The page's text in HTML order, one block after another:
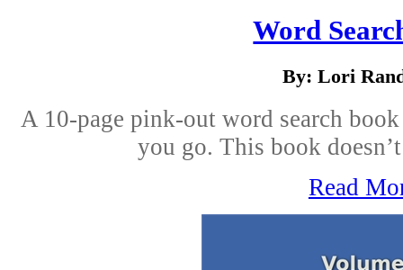
Word
By: Lori
A 10-page pink-out word search
you go. This book
Read